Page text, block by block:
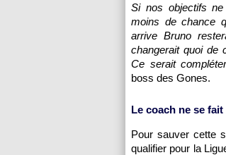
Si nos objectifs
moins de chance
arrive Bruno
changerait quoi de
Ce serait
boss des Gones.
Le coach ne se
Pour sauver cette
qualifier pour la